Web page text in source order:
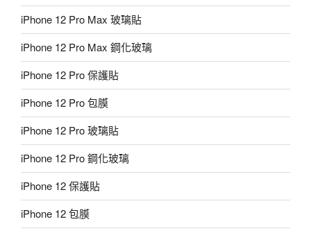
iPhone 12 Pro Max 玻璃貼
iPhone 12 Pro Max 鋼化玻璃
iPhone 12 Pro 保護貼
iPhone 12 Pro 包膜
iPhone 12 Pro 玻璃貼
iPhone 12 Pro 鋼化玻璃
iPhone 12 保護貼
iPhone 12 包膜